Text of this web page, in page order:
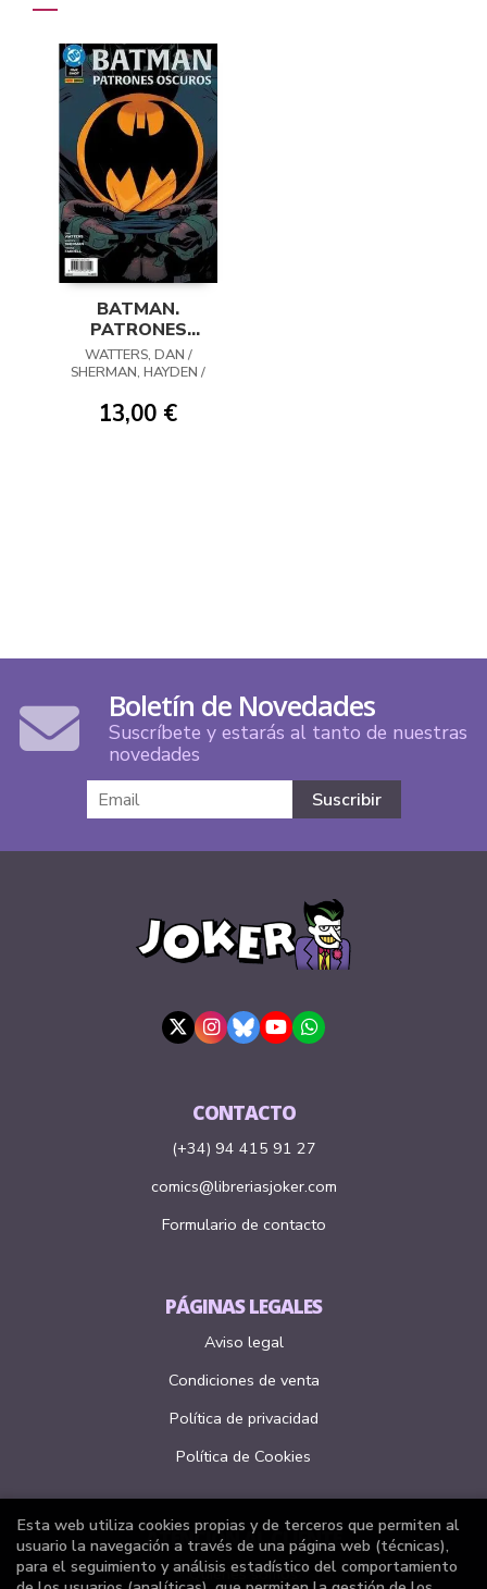
BATMAN.
PATRONES
OSCUROS 01
WATTERS, DAN /
SHERMAN, HAYDEN /
13,00 €
Boletín de Novedades
Suscríbete y estarás al tanto de nuestras
novedades
CONTACTO
(+34) 94 415 91 27
comics@libreriasjoker.com
Formulario de contacto
PÁGINAS LEGALES
Aviso legal
Condiciones de venta
Política de privacidad
Política de Cookies
ATENCIÓN AL CLIENTE
Quiénes somos
Esta web utiliza cookies propias y de terceros que permiten al
usuario la navegación a través de una página web (técnicas),
para el seguimiento y análisis estadístico del comportamiento